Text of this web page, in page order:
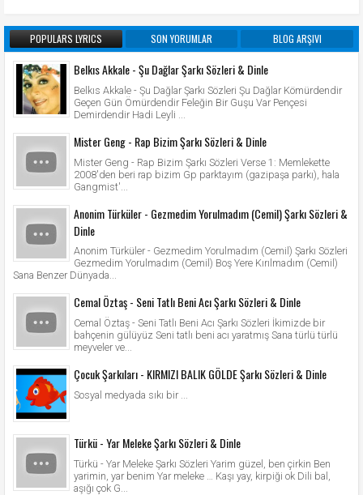
POPULARS LYRICS SON YORUMLAR BLOG ARŞIVI
Belkıs Akkale - Şu Dağlar Şarkı Sözleri & Dinle
Belkıs Akkale - Şu Dağlar Şarkı Sözleri Şu Dağlar Kömürdendir
Geçen Gün Ömürdendir Feleğin Bir Guşu Var Pençesi
Demirdendir Hadi Leyli ...
Mister Geng - Rap Bizim Şarkı Sözleri & Dinle
Mister Geng - Rap Bizim Şarkı Sözleri Verse 1: Memlekette
2008'den beri rap bizim Gp parktayım (gazipaşa parkı), hala
Gangmist'...
Anonim Türküler - Gezmedim Yorulmadım (Cemil) Şarkı Sözleri &
Dinle
Anonim Türküler - Gezmedim Yorulmadım (Cemil) Şarkı Sözleri
Gezmedim Yorulmadım (Cemil) Boş Yere Kırılmadım (Cemil)
Sana Benzer Dünyada...
Cemal Öztaş - Seni Tatlı Beni Acı Şarkı Sözleri & Dinle
Cemal Öztaş - Seni Tatlı Beni Acı Şarkı Sözleri İkimizde bir
bahçenin gülüyüz Seni tatlı beni acı yaratmış Sana türlü türlü
meyveler ve...
Çocuk Şarkıları - KIRMIZI BALIK GÖLDE Şarkı Sözleri & Dinle
Sosyal medyada sıkı bir ...
Türkü - Yar Meleke Şarkı Sözleri & Dinle
Türkü - Yar Meleke Şarkı Sözleri Yarim güzel, ben çirkin Ben
yarimin, yar benim Yar meleke … Kaşı yay, kirpiği ok Dili bal,
aşığı çok G...